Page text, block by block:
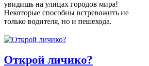
увидишь на улицах городов мира!
Некоторые способны встревожить не
только водителя, но и пешехода.
Открой личико?